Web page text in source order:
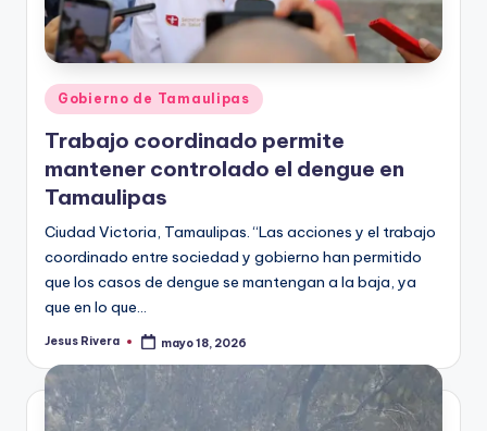
Publicado
en
Gobierno de Tamaulipas
Trabajo coordinado permite
mantener controlado el dengue en
Tamaulipas
Ciudad Victoria, Tamaulipas. “Las acciones y el trabajo
coordinado entre sociedad y gobierno han permitido
que los casos de dengue se mantengan a la baja, ya
que en lo que…
Publicado
Jesus Rivera mayo 18, 2026